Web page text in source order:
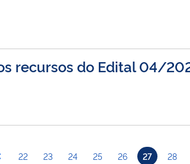
recursos do Edital 04/
22 23 24 25 26 27 28